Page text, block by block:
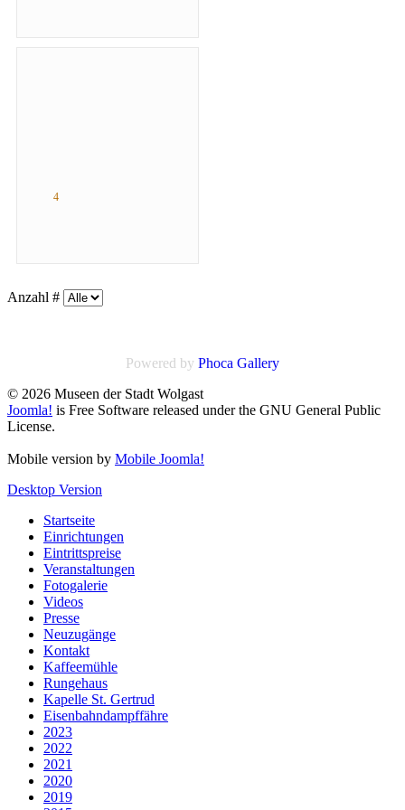
4
Anzahl #
Powered by Phoca Gallery
© 2026 Museen der Stadt Wolgast
Joomla! is Free Software released under the GNU General Public
License.
Mobile version by Mobile Joomla!
Desktop Version
Startseite
Einrichtungen
Eintrittspreise
Veranstaltungen
Fotogalerie
Videos
Presse
Neuzugänge
Kontakt
Kaffeemühle
Rungehaus
Kapelle St. Gertrud
Eisenbahndampffähre
2023
2022
2021
2020
2019